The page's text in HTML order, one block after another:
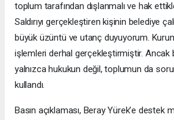
toplum tarafından dışlanmalı ve hak
Saldırıyı gerçekleştiren kişinin belediye
büyük üzüntü ve utanç duyuyorum.
işlemleri derhal gerçekleştirmiştir. Ancak
yalnızca hukukun değil, toplumun da
kullandı.
Basın açıklaması, Beray Yürek’e destek